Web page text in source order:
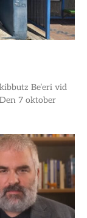
Be’eri vid
7 oktober